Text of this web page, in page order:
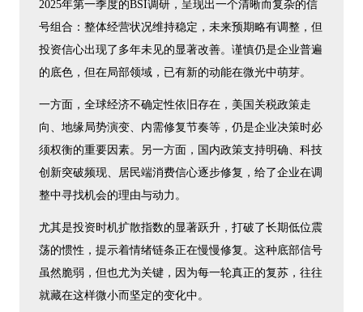
2025年第一季度的BSI调研，呈现出一个清晰而复杂的信
号组合：整体经营状况维持稳定，未来预期略有调整，但
投资信心出现了多年未见的显著改善。谨慎仍是企业普遍
的底色，但在局部领域，已有新的动能在微光中萌芽。
一方面，全球经济不确定性依旧存在，美国关税政策走
向、地缘局势演变、内需修复节奏等，仍是企业决策时必
须权衡的重要因素。另一方面，国内政策支持明确、科技
创新突破频现、居民端消费信心逐步修复，给了企业在调
整中寻找机会的理由与动力。
尤其是投资时机扩散指数的显著跃升，打破了长期低位震
荡的惯性，提示着情绪链条正在慢慢修复。这种底部信号
虽然脆弱，但也尤为关键，因为每一轮真正的复苏，往往
就藏在这样微小而坚定的变化中。